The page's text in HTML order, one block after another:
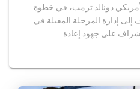
دونالد ترمب، في خطوة
إلى إدارة المرحلة المقبلة في
على جهود إعادة